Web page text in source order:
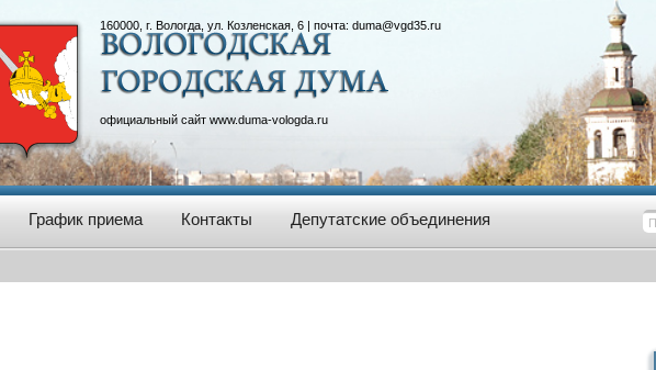
160000, г. Вологда, ул. Козленская, 6 | почта: duma@vgd35.ru
официальный сайт www.duma-vologda.ru
График приема Контакты Депутатские объединения